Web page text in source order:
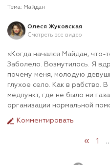
Тема: Майдан
Олеся Жуковская
Смотреть все видео
«Когда начался Майдан, что-
Заболело. Возмутилось. Я
почему меня, молодую
глухое село. Как в рабство.
медпункт, где не было ни
организации нормальной
Комментировать
« 1